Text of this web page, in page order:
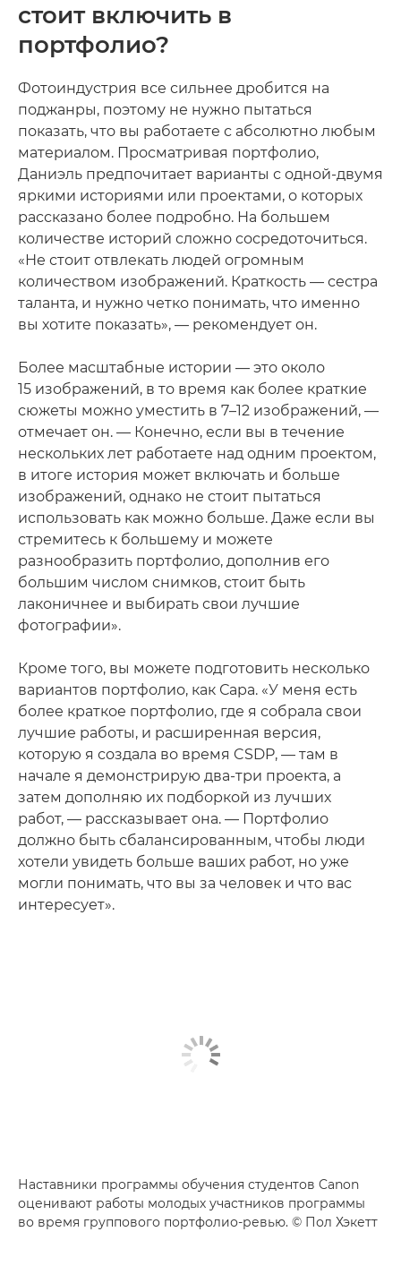
стоит включить в
портфолио?
Фотоиндустрия все сильнее дробится на
поджанры, поэтому не нужно пытаться
показать, что вы работаете с абсолютно любым
материалом. Просматривая портфолио,
Даниэль предпочитает варианты с одной‑двумя
яркими историями или проектами, о которых
рассказано более подробно. На большем
количестве историй сложно сосредоточиться.
«Не стоит отвлекать людей огромным
количеством изображений. Краткость — сестра
таланта, и нужно четко понимать, что именно
вы хотите показать», — рекомендует он.
Более масштабные истории — это около
15 изображений, в то время как более краткие
сюжеты можно уместить в 7–12 изображений, —
отмечает он. — Конечно, если вы в течение
нескольких лет работаете над одним проектом,
в итоге история может включать и больше
изображений, однако не стоит пытаться
использовать как можно больше. Даже если вы
стремитесь к большему и можете
разнообразить портфолио, дополнив его
большим числом снимков, стоит быть
лаконичнее и выбирать свои лучшие
фотографии».
Кроме того, вы можете подготовить несколько
вариантов портфолио, как Сара. «У меня есть
более краткое портфолио, где я собрала свои
лучшие работы, и расширенная версия,
которую я создала во время CSDP, — там в
начале я демонстрирую два-три проекта, а
затем дополняю их подборкой из лучших
работ, — рассказывает она. — Портфолио
должно быть сбалансированным, чтобы люди
хотели увидеть больше ваших работ, но уже
могли понимать, что вы за человек и что вас
интересует».
Наставники программы обучения студентов Canon
оценивают работы молодых участников программы
во время группового портфолио-ревью. © Пол Хэкетт